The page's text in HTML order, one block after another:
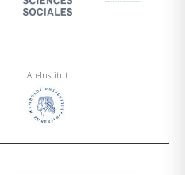
An-Institut